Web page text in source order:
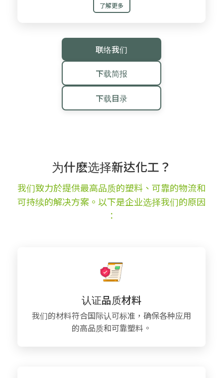
了解更多
联络我们
下载简报
下载目录
为什麽选择新达化工？
我们致力於提供最高品质的塑料、可靠的物流和
可持续的解决方案。以下是企业选择我们的原因
∶
认证品质材料
我们的材料符合国际认可标准，确保各种应用
的高品质和可靠塑料。